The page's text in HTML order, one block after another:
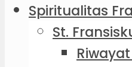
Spiritualitas
St.